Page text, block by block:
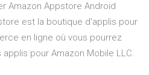
Amazon Appstore Android
est la boutique d'applis pour
en ligne où vous pourrez
pour Amazon Mobile LLC.